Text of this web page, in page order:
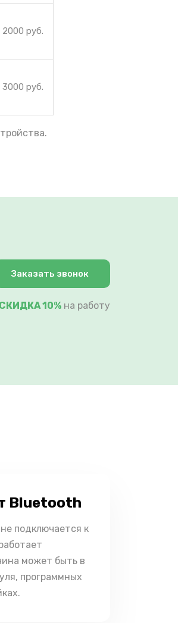
2000 руб.
3000 руб.
Заказать звонок
СКИДКА 10% на работу
Bluetooth
подключается к
может быть в
программных